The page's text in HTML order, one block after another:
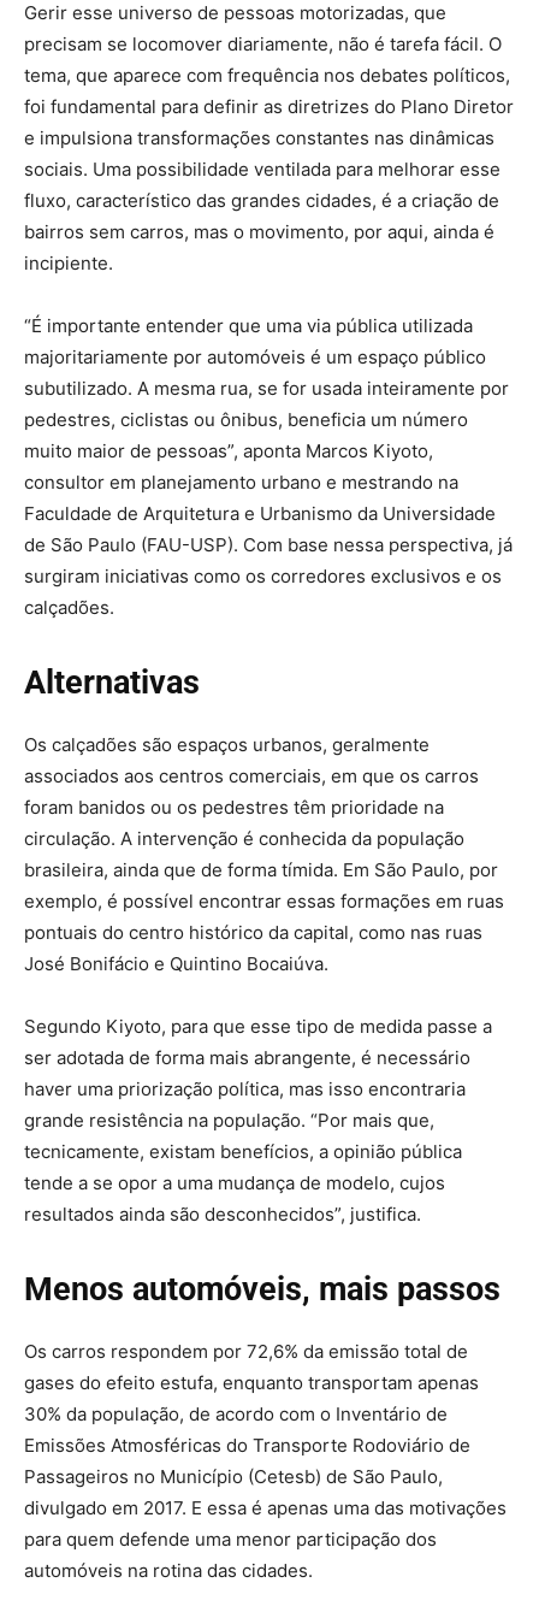
Gerir esse universo de pessoas motorizadas, que
precisam se locomover diariamente, não é tarefa fácil. O
tema, que aparece com frequência nos debates políticos,
foi fundamental para definir as diretrizes do Plano Diretor
e impulsiona transformações constantes nas dinâmicas
sociais. Uma possibilidade ventilada para melhorar esse
fluxo, característico das grandes cidades, é a criação de
bairros sem carros, mas o movimento, por aqui, ainda é
incipiente.
“É importante entender que uma via pública utilizada
majoritariamente por automóveis é um espaço público
subutilizado. A mesma rua, se for usada inteiramente por
pedestres, ciclistas ou ônibus, beneficia um número
muito maior de pessoas”, aponta Marcos Kiyoto,
consultor em planejamento urbano e mestrando na
Faculdade de Arquitetura e Urbanismo da Universidade
de São Paulo (FAU-USP). Com base nessa perspectiva, já
surgiram iniciativas como os corredores exclusivos e os
calçadões.
Alternativas
Os calçadões são espaços urbanos, geralmente
associados aos centros comerciais, em que os carros
foram banidos ou os pedestres têm prioridade na
circulação. A intervenção é conhecida da população
brasileira, ainda que de forma tímida. Em São Paulo, por
exemplo, é possível encontrar essas formações em ruas
pontuais do centro histórico da capital, como nas ruas
José Bonifácio e Quintino Bocaiúva.
Segundo Kiyoto, para que esse tipo de medida passe a
ser adotada de forma mais abrangente, é necessário
haver uma priorização política, mas isso encontraria
grande resistência na população. “Por mais que,
tecnicamente, existam benefícios, a opinião pública
tende a se opor a uma mudança de modelo, cujos
resultados ainda são desconhecidos”, justifica.
Menos automóveis, mais passos
Os carros respondem por 72,6% da emissão total de
gases do efeito estufa, enquanto transportam apenas
30% da população, de acordo com o Inventário de
Emissões Atmosféricas do Transporte Rodoviário de
Passageiros no Município (Cetesb) de São Paulo,
divulgado em 2017. E essa é apenas uma das motivações
para quem defende uma menor participação dos
automóveis na rotina das cidades.